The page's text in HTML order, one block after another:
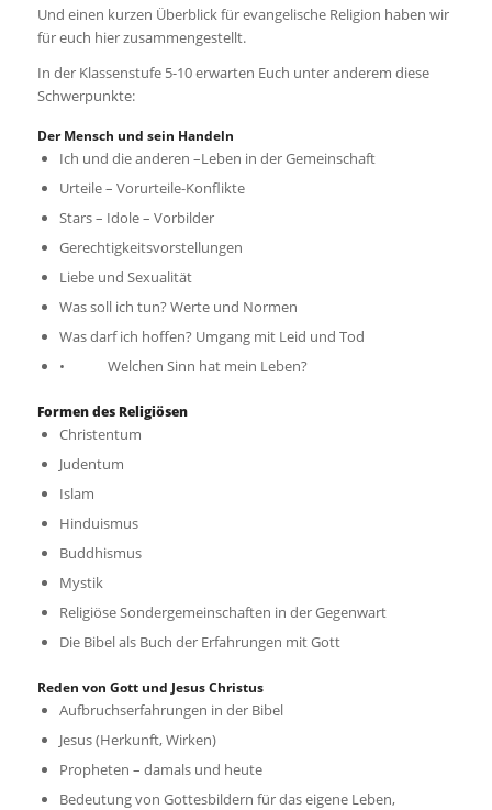
Und einen kurzen Überblick für evangelische Religion haben wir
für euch hier zusammengestellt.
In der Klassenstufe 5-10 erwarten Euch unter anderem diese
Schwerpunkte:
Der Mensch und sein Handeln
Ich und die anderen –Leben in der Gemeinschaft
Urteile – Vorurteile-Konflikte
Stars – Idole – Vorbilder
Gerechtigkeitsvorstellungen
Liebe und Sexualität
Was soll ich tun? Werte und Normen
Was darf ich hoffen? Umgang mit Leid und Tod
• Welchen Sinn hat mein Leben?
Formen des Religiösen
Christentum
Judentum
Islam
Hinduismus
Buddhismus
Mystik
Religiöse Sondergemeinschaften in der Gegenwart
Die Bibel als Buch der Erfahrungen mit Gott
Reden von Gott und Jesus Christus
Aufbruchserfahrungen in der Bibel
Jesus (Herkunft, Wirken)
Propheten – damals und heute
Bedeutung von Gottesbildern für das eigene Leben,